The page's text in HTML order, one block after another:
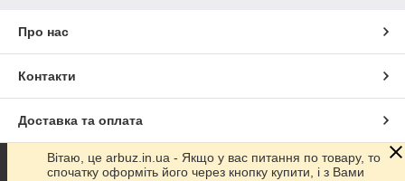
Про нас
Контакти
Доставка та оплата
Графік роботи
Вітаю, це arbuz.in.ua - Якщо у вас питання по товару, то
спочатку оформіть його через кнопку купити, і з Вами